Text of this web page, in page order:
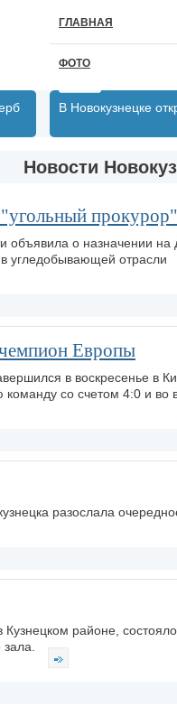
ГЛАВНАЯ
ФОТО
В Новокузнецке
Новости
прокурор"
объявила о назначении
угледобывающей отрасли
Европы
в воскресенье в
со счетом 4:0 и во
разослала
районе,